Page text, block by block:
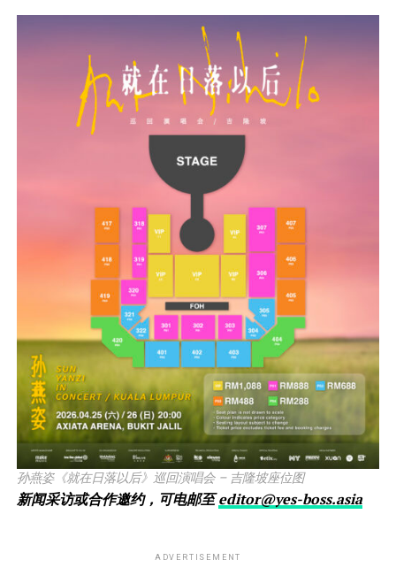
孙燕姿《就在日落以后》巡回演唱会 – 吉隆坡座位图
新闻采访或合作邀约，可电邮至editor@yes-boss.asia
ADVERTISEMENT